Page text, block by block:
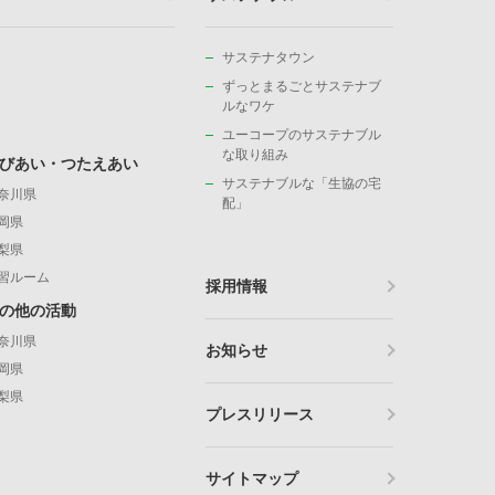
あい・つたえあい
川県
県
県
ルーム
他の活動
川県
県
県
サステナタウン
ずっとまるごとサステナブ
ルなワケ
ユーコープのサステナブル
な取り組み
サステナブルな「生協の宅
配」
採用情報
お知らせ
プレスリリース
サイトマップ